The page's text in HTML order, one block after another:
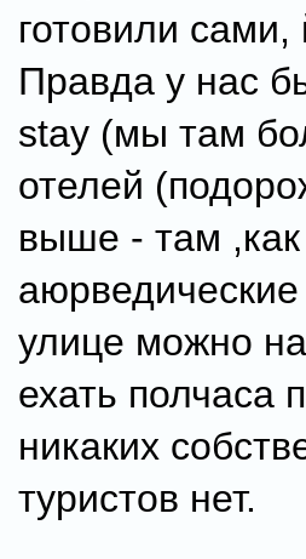
готовили сами,
Правда у нас
stay (мы там
отелей
выше - там
аюрведические
улице можно
ехать полчаса
никаких
туристов нет.